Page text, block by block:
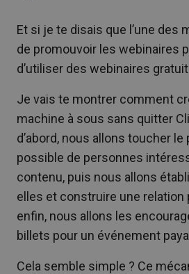
Et si je te disais que l’une des
de promouvoir les webinaires
d’utiliser des webinaires
Je vais te montrer comment
machine à sous sans quitter
d’abord, nous allons toucher
possible de personnes
contenu, puis nous allons
elles et construire une relation
enfin, nous allons les
billets pour un événement
Cela semble simple ? Ce